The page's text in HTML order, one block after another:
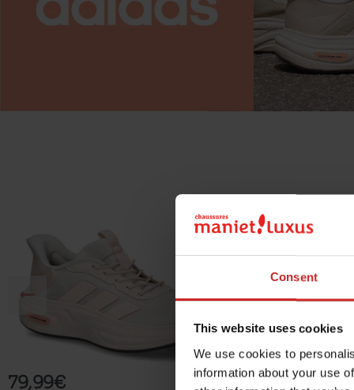
Consent
This website uses cookies
We use cookies to
information about your use
CLOUDFOAM 1
79,99€
CLOUFOAM 2
ADIDAS
69,99€